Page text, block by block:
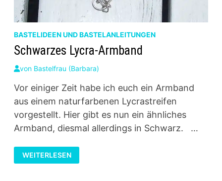
BASTELIDEEN UND BASTELANLEITUNGEN
Schwarzes Lycra-Armband
von Bastelfrau (Barbara)
Vor einiger Zeit habe ich euch ein Armband
aus einem naturfarbenen Lycrastreifen
vorgestellt. Hier gibt es nun ein ähnliches
Armband, diesmal allerdings in Schwarz. …
SCHWARZES
LYCRA-
ARMBAND
WEITERLESEN